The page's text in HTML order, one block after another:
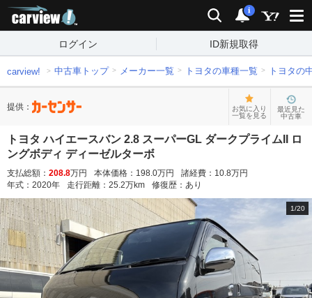
検索 通知
i
ログイン ID新規取得
carview! 中古車トップ メーカー一覧 トヨタの車種一覧 トヨタの
提供：
お気に入り
一覧を見る
最近見た
中古車
トヨタ ハイエースバン 2.8 スーパーGL ダークプライムII ロ
ングボディ ディーゼルターボ
支払総額： 208.8万円 本体価格： 198.0万円 諸経費： 10.8万円
年式： 2020年 走行距離： 25.2万km 修復歴： あり
1/20